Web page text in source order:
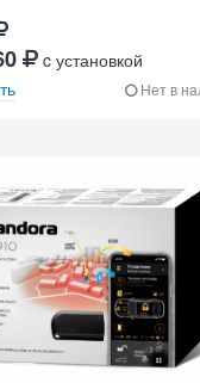
c установкой
Нет в